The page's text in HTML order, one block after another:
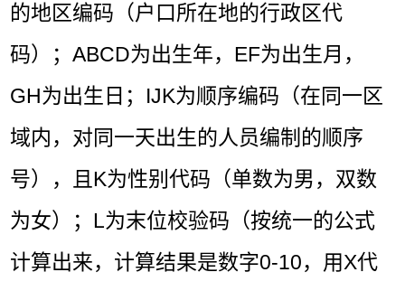
的地区编码（户口所在地的行政区代
码）；ABCD为出生年，EF为出生月，
GH为出生日；IJK为顺序编码（在同一区
域内，对同一天出生的人员编制的顺序
号），且K为性别代码（单数为男，双数
为女）；L为末位校验码（按统一的公式
计算出来，计算结果是数字0-10，用X代